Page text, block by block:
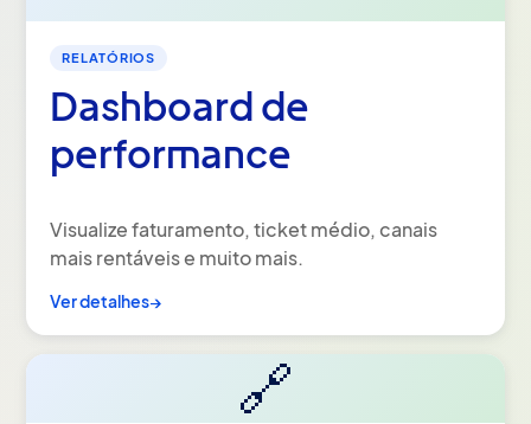
RELATÓRIOS
Dashboard de
performance
Visualize faturamento, ticket médio, canais
mais rentáveis e muito mais.
Ver detalhes→
🔗